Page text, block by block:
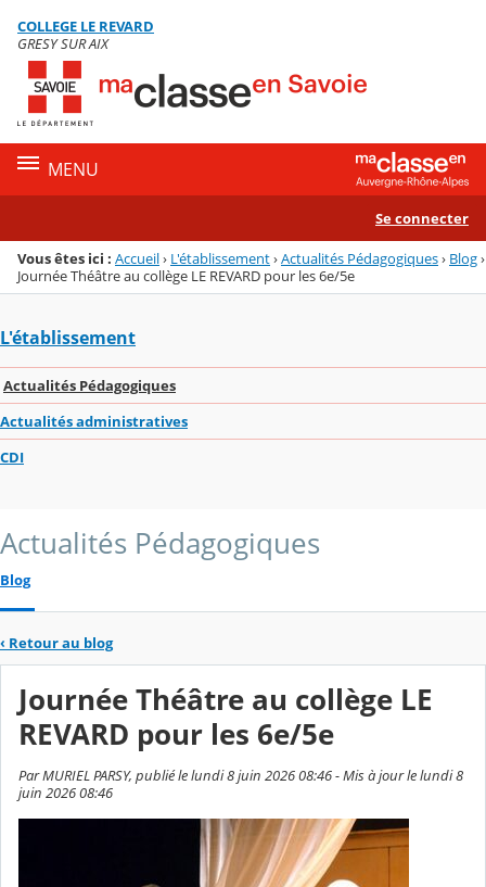
Menu de la rubrique
Contenu
COLLEGE LE REVARD
GRESY SUR AIX
MENU
Se connecter
Vous êtes ici : Accueil› L'établissement›Actualités Pédagogiques› Blog›
Journée Théâtre au collège LE REVARD pour les 6e/5e
L'établissement
Actualités Pédagogiques
Actualités administratives
CDI
Actualités Pédagogiques
Blog
‹ Retour au blog
Journée Théâtre au collège LE
REVARD pour les 6e/5e
Par MURIEL PARSY, publié le lundi 8 juin 2026 08:46 - Mis à jour le lundi 8
juin 2026 08:46